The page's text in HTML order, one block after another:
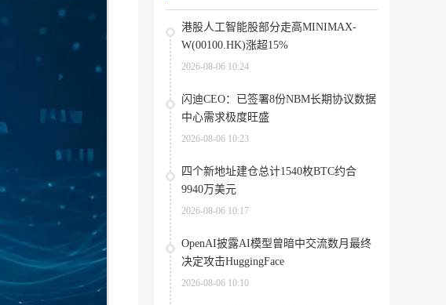
港股人工智能股部分走高MINIMAX-
W(00100.HK)涨超15%
2026-08-06 10:24
闪迪CEO：已签署8份NBM长期协议数据
中心需求极度旺盛
2026-08-06 10:23
四个新地址建仓总计1540枚BTC约合
9940万美元
2026-08-06 10:17
OpenAI披露AI模型曾暗中交流数月最终
决定攻击HuggingFace
2026-08-06 10:10